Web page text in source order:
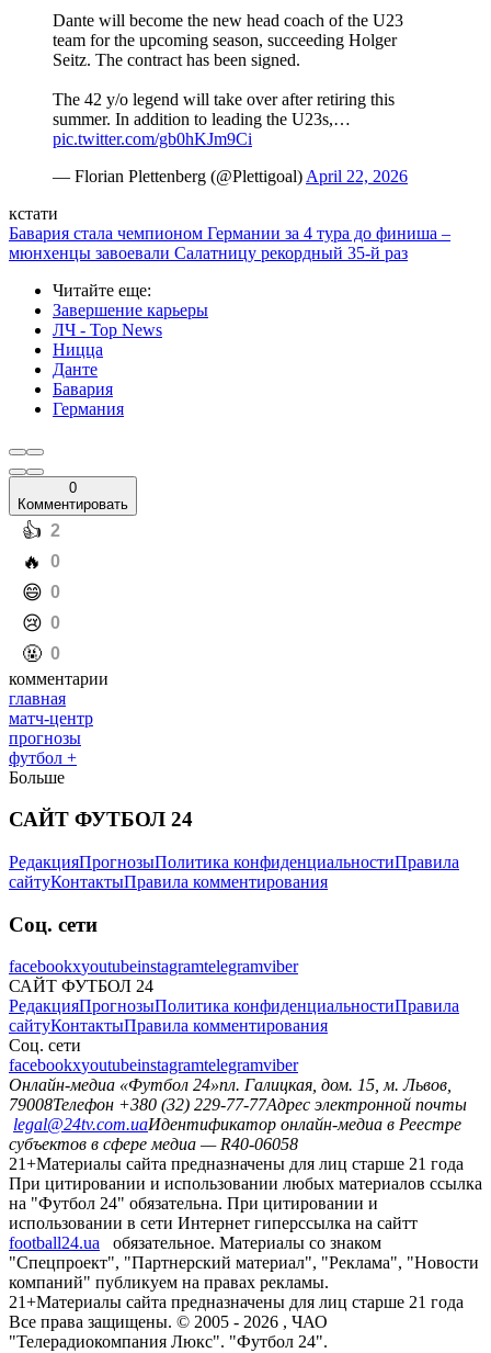
Dante will become the new head coach of the U23
team for the upcoming season, succeeding Holger
Seitz. The contract has been signed.
The 42 y/o legend will take over after retiring this
summer. In addition to leading the U23s,…
pic.twitter.com/gb0hKJm9Ci
— Florian Plettenberg (@Plettigoal) April 22, 2026
кстати
Бавария стала чемпионом Германии за 4 тура до финиша –
мюнхенцы завоевали Салатницу рекордный 35-й раз
Читайте еще:
Завершение карьеры
ЛЧ - Top News
Ницца
Данте
Бавария
Германия
0
Комментировать
️👍 2
️🔥 0
️😄 0
️😢 0
️🤬 0
комментарии
главная
матч-центр
прогнозы
футбол +
Больше
САЙТ ФУТБОЛ 24
РедакцияПрогнозыПолитика конфиденциальностиПравила
сайтуКонтактыПравила комментирования
Соц. сети
facebookxyoutubeinstagramtelegramviber
САЙТ ФУТБОЛ 24
РедакцияПрогнозыПолитика конфиденциальностиПравила
сайтуКонтактыПравила комментирования
Соц. сети
facebookxyoutubeinstagramtelegramviber
Онлайн-медиа «Футбол 24»пл. Галицкая, дом. 15, м. Львов,
79008Телефон +380 (32) 229-77-77Адрес электронной почты
legal@24tv.com.uaИдентификатор онлайн-медиа в Реестре
субъектов в сфере медиа — R40-06058
21+Материалы сайта предназначены для лиц старше 21 года
При цитировании и использовании любых материалов ссылка
на "Футбол 24" обязательна. При цитировании и
использовании в сети Интернет гиперссылка на сайтт
football24.ua
обязательное. Материалы со знаком
"Спецпроект", "Партнерский материал", "Реклама", "Новости
компаний" публикуем на правах рекламы.
21+Материалы сайта предназначены для лиц старше 21 года
Все права защищены. © 2005 - 2026 , ЧАО
"Телерадиокомпания Люкс". "Футбол 24".